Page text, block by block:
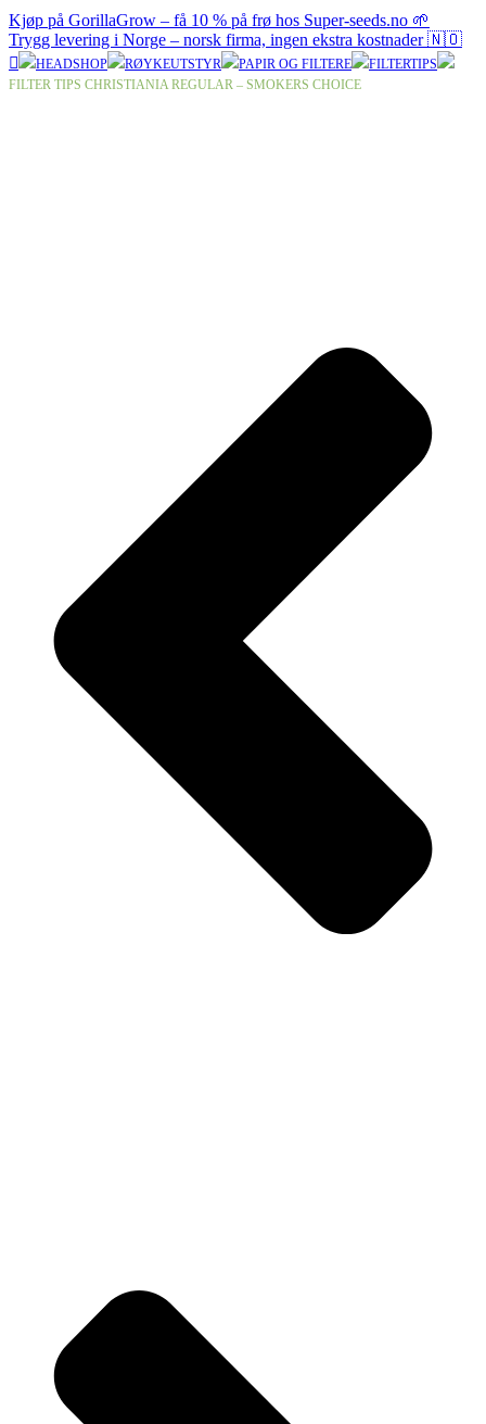
Kjøp på GorillaGrow – få 10 % på frø hos Super-seeds.no 🌱
Trygg levering i Norge – norsk firma, ingen ekstra kostnader 🇳🇴
HEADSHOP RØYKEUTSTYR PAPIR OG FILTERE
FILTERTIPS
FILTER TIPS CHRISTIANIA REGULAR – SMOKERS CHOICE